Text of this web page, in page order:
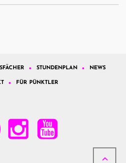
STUNDENPLAN NEWS
FÜR PÜNKTLER